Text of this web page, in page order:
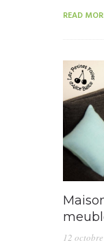
READ
12